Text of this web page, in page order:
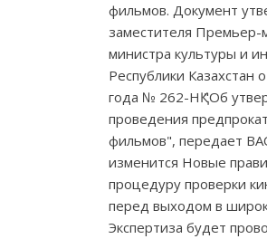
фильмов. Документ
заместителя Премьер-
министра культуры и
Республики Казахстан
года № 262-НҚ "Об
проведения
фильмов", передает
изменится Новые
процедуру проверки
перед выходом в
Экспертиза будет